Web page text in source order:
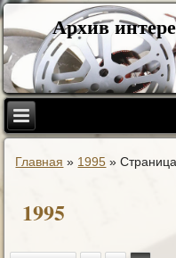
Архив
Главная » 1995 »
1995